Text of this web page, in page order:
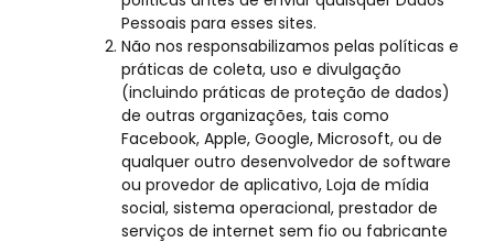
Pessoais para esses sites.
Não nos responsabilizamos pelas políticas e
práticas de coleta, uso e divulgação
(incluindo práticas de proteção de dados)
de outras organizações, tais como
Facebook, Apple, Google, Microsoft, ou de
qualquer outro desenvolvedor de software
ou provedor de aplicativo, Loja de mídia
social, sistema operacional, prestador de
serviços de internet sem fio ou fabricante